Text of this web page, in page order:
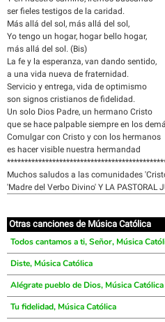
ser fieles testigos de la caridad.
Más allá del sol, más allá del sol,
Yo tengo un hogar, hogar bello hogar,
más allá del sol. (Bis)
La fe y la esperanza, van dando sentido,
a una vida nueva de fraternidad.
Servicio y entrega, vida de optimismo
son signos cristianos de fidelidad.
Un solo Dios Padre, un hermano Cristo
que se hace palpable siempre en los
Comulgar con Cristo y con los hermanos
es hacer visible nuestra hermandad
Muchos saludos a las comunidades
'Madre del Verbo Divino' Y LA PASTORAL
Otras canciones de Música Católica
Todos cantamos a ti, Señor, Música
Diste, Música Católica
Alégrate pueblo de Dios, Música Católica
Tu fidelidad, Música Católica